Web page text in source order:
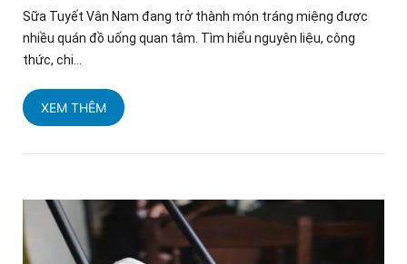
Sữa Tuyết Vân Nam đang trở thành món tráng miệng được
nhiều quán đồ uống quan tâm. Tìm hiểu nguyên liệu, công
thức, chi...
XEM THÊM